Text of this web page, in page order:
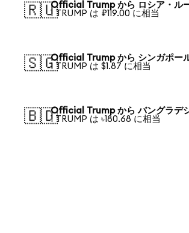
🇷🇺Official Trump から ロシア・ル
1 TRUMP は ₽119.00 に相当
🇸🇬Official Trump から シンガポー
1 TRUMP は $1.87 に相当
🇧🇩Official Trump から バングラデ
1 TRUMP は ৳180.68 に相当